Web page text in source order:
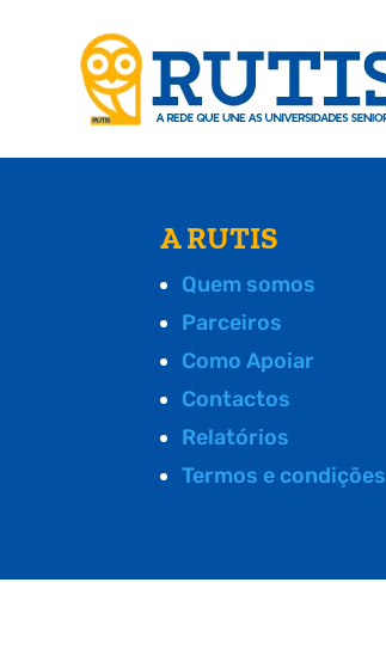
A RUTIS
Quem somos
Parceiros
Como Apoiar
Contactos
Relatórios
Termos e condições